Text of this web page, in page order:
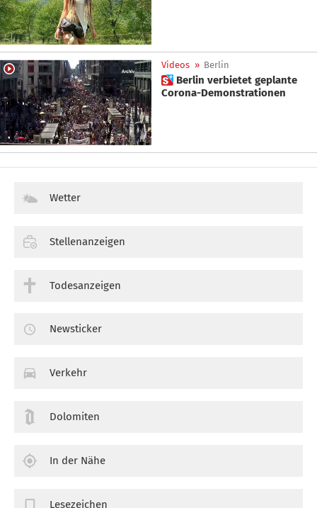
Videos » Berlin
 Berlin verbietet geplante
Corona-Demonstrationen
Wetter
Stellenanzeigen
Todesanzeigen
Newsticker
Verkehr
Dolomiten
In der Nähe
Lesezeichen